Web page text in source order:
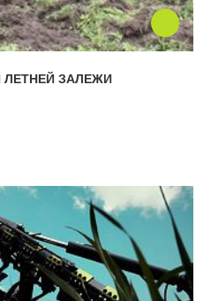
ЛЕТНЕЙ ЗАЛЕЖИ